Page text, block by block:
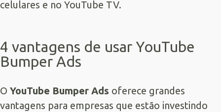
celulares e no YouTube TV.
4 vantagens de usar YouTube
Bumper Ads
O YouTube Bumper Ads oferece grandes
vantagens para empresas que estão investindo